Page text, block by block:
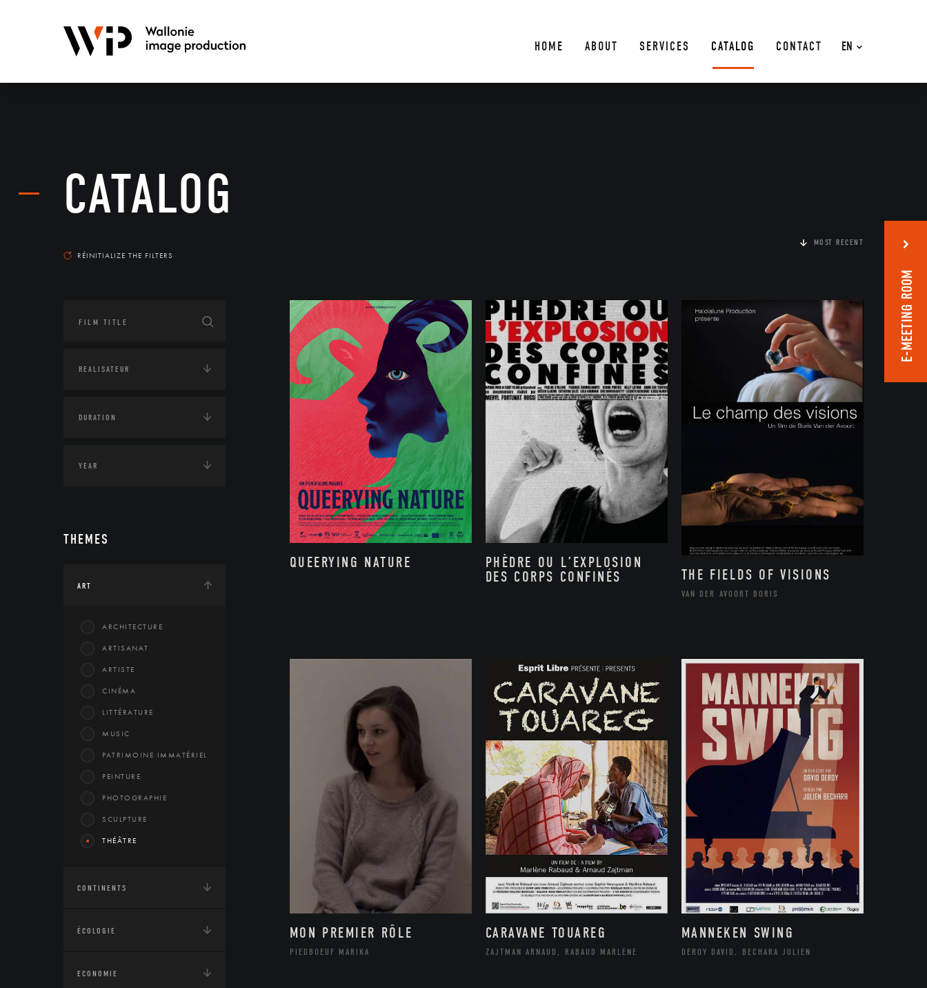
EN
HOME ABOUT SERVICES CATALOG CONTACT
CATALOG
RÉINITIALIZE THE FILTERS
THEMES
ART
ARCHITECTURE
ARTISANAT
ARTISTE
CINÉMA
LITTÉRATURE
MUSIC
PATRIMOINE IMMATÉRIEL
PEINTURE
PHOTOGRAPHIE
SCULPTURE
THÉÂTRE
CONTINENTS
ÉCOLOGIE
ECONOMIE
MOST RECENT
QUEERYING NATURE
PHÈDRE OU L’EXPLOSION
DES CORPS CONFINÉS
THE FIELDS OF VISIONS
VAN DER AVOORT BORIS
MON PREMIER RÔLE
PIEDBOEUF MARIKA
CARAVANE TOUAREG
ZAJTMAN ARNAUD, RABAUD MARLÈNE
MANNEKEN SWING
DEROY DAVID, BECHARA JULIEN
E-MEETING ROOM